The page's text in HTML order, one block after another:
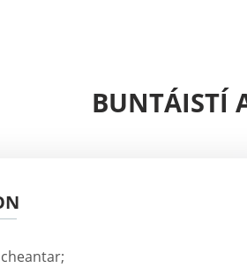
BUNTÁISTÍ